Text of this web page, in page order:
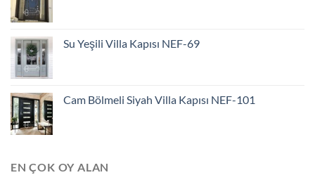
Su Yeşili Villa Kapısı NEF-69
Cam Bölmeli Siyah Villa Kapısı NEF-101
EN ÇOK OY ALAN